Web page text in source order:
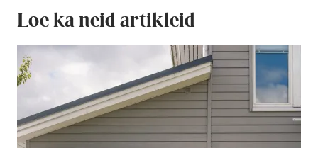
Loe ka neid artikleid